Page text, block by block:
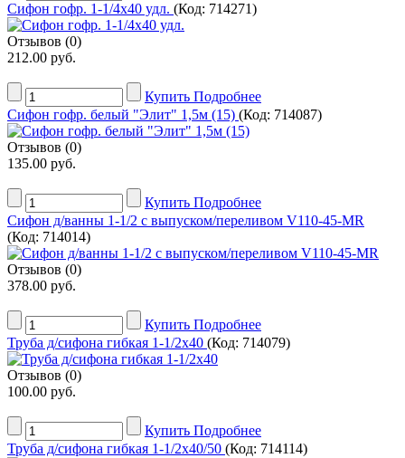
Сифон гофр. 1-1/4х40 удл. (Код: 714271)
Отзывов (0)
212.00 руб.
Купить Подробнее
Сифон гофр. белый "Элит" 1,5м (15) (Код: 714087)
Отзывов (0)
135.00 руб.
Купить Подробнее
Сифон д/ванны 1-1/2 с выпуском/переливом V110-45-MR
(Код: 714014)
Отзывов (0)
378.00 руб.
Купить Подробнее
Труба д/сифона гибкая 1-1/2х40 (Код: 714079)
Отзывов (0)
100.00 руб.
Купить Подробнее
Труба д/сифона гибкая 1-1/2х40/50 (Код: 714114)